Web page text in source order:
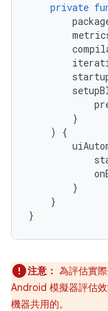
private
}
)
{
}
}
}
注意： 為評估實
Android 模擬器評估
機器共用的。